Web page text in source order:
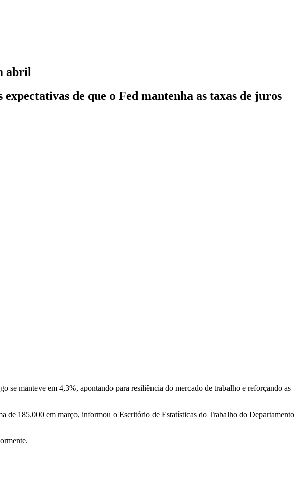
abril
de que o Fed mantenha as taxas de juros
se manteve em 4,3%, apontando para resiliência do mercado de trabalho e reforçando as
de 185.000 em março, informou o Escritório de Estatísticas do Trabalho do Departamento